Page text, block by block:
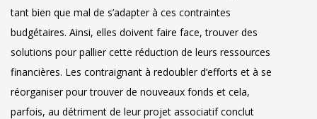
tant bien que mal de s’adapter à ces contraintes
budgétaires. Ainsi, elles doivent faire face, trouver des
solutions pour pallier cette réduction de leurs ressources
financières. Les contraignant à redoubler d’efforts et à se
réorganiser pour trouver de nouveaux fonds et cela,
parfois, au détriment de leur projet associatif conclut